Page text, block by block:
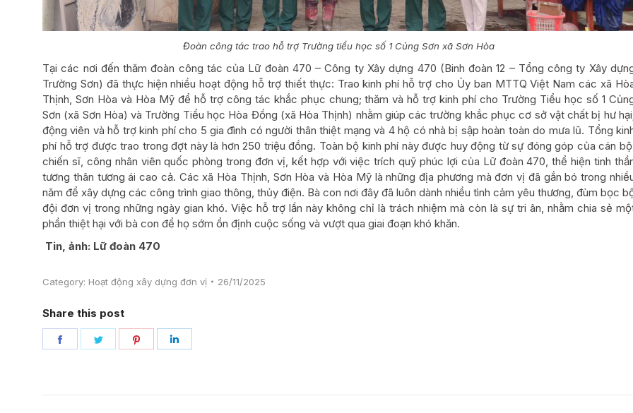
Đoàn công tác trao hỗ trợ Trường tiểu học số 1 Củng Sơn xã Sơn Hòa
Tại các nơi đến thăm đoàn công tác của Lữ đoàn 470 – Công ty Xây dựng 470 (Binh đoàn 12 – Tổng công ty Xây
Trường Sơn) đã thực hiện nhiều hoạt động hỗ trợ thiết thực: Trao kinh phí hỗ trợ cho Ủy ban MTTQ Việt Nam các xã
Thịnh, Sơn Hòa và Hòa Mỹ để hỗ trợ công tác khắc phục chung; thăm và hỗ trợ kinh phí cho Trường Tiểu học số 1
Sơn (xã Sơn Hòa) và Trường Tiểu học Hòa Đồng (xã Hòa Thịnh) nhằm giúp các trường khắc phục cơ sở vật chất bị hư
động viên và hỗ trợ kinh phí cho 5 gia đình có người thân thiệt mạng và 4 hộ có nhà bị sập hoàn toàn do mưa lũ. Tổng
phí hỗ trợ được trao trong đợt này là hơn 250 triệu đồng. Toàn bộ kinh phí này được huy động từ sự đóng góp của cán
chiến sĩ, công nhân viên quốc phòng trong đơn vị, kết hợp với việc trích quỹ phúc lợi của Lữ đoàn 470, thể hiện tinh
tương thân tương ái cao cả. Các xã Hòa Thịnh, Sơn Hòa và Hòa Mỹ là những địa phương mà đơn vị đã gắn bó trong
năm để xây dựng các công trình giao thông, thủy điện. Bà con nơi đây đã luôn dành nhiều tình cảm yêu thương, đùm bọc
đội đơn vị trong những ngày gian khó. Việc hỗ trợ lần này không chỉ là trách nhiệm mà còn là sự tri ân, nhằm chia sẻ
phần thiệt hại với bà con để họ sớm ổn định cuộc sống và vượt qua giai đoạn khó khăn.
Tin, ảnh: Lữ đoàn 470
Category: Hoạt động xây dựng đơn vị 26/11/2025
Share this post
Share
Share
Share